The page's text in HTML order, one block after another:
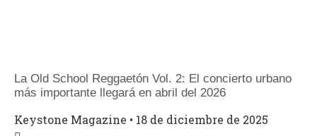
La Old School Reggaetón Vol. 2: El concierto urbano
más importante llegará en abril del 2026
Keystone Magazine 18 de diciembre de 2025